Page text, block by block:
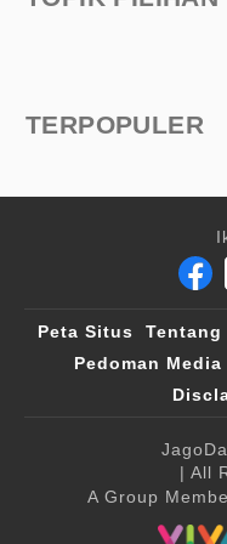
TERPOPULER
Peta Situs Tentang
Pedoman
| All
A Group